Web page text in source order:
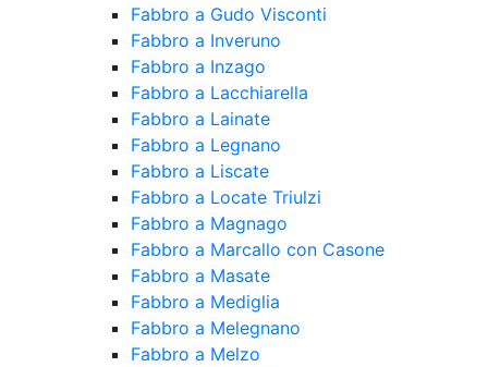
Fabbro a Gudo Visconti
Fabbro a Inveruno
Fabbro a Inzago
Fabbro a Lacchiarella
Fabbro a Lainate
Fabbro a Legnano
Fabbro a Liscate
Fabbro a Locate Triulzi
Fabbro a Magnago
Fabbro a Marcallo con Casone
Fabbro a Masate
Fabbro a Mediglia
Fabbro a Melegnano
Fabbro a Melzo